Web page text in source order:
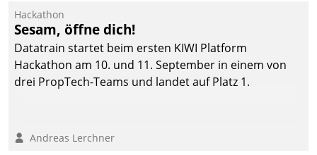
Ressort Kapitalanlage für
künftige Aufgaben und
Herausforderungen
gerüstet.
Hackathon
Sesam, öffne dich!
Datatrain startet beim ersten KIWI Platform
Hackathon am 10. und 11. September in einem von
drei PropTech-Teams und landet auf Platz 1.
Andreas Lerchner